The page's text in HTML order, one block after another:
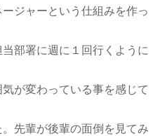
ジャーという仕組みを作っ
部署に週に１回行くように
が変わっている事を感じて
先輩が後輩の面倒を見てみ